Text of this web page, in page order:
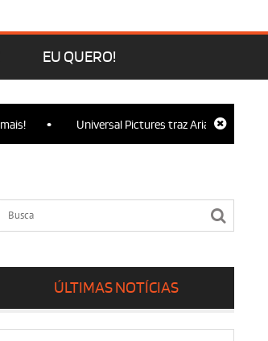
EU QUERO!
• Universal Pictures traz Ariana Grande,
ÚLTIMAS NOTÍCIAS